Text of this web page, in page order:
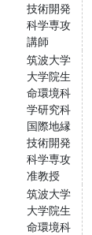
技術開発
科学専攻
講師
筑波大学
大学院生
命環境科
学研究科
国際地縁
技術開発
科学専攻
准教授
筑波大学
大学院生
命環境科